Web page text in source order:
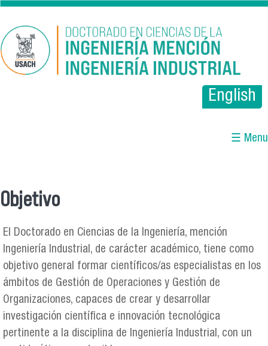
Pasar al contenido principal
English
☰ Menu
Se encuentra usted aquí
Objetivo
El Doctorado en Ciencias de la Ingeniería, mención
Ingeniería Industrial, de carácter académico, tiene como
objetivo general formar científicos/as especialistas en los
ámbitos de Gestión de Operaciones y Gestión de
Organizaciones, capaces de crear y desarrollar
investigación científica e innovación tecnológica
pertinente a la disciplina de Ingeniería Industrial, con un